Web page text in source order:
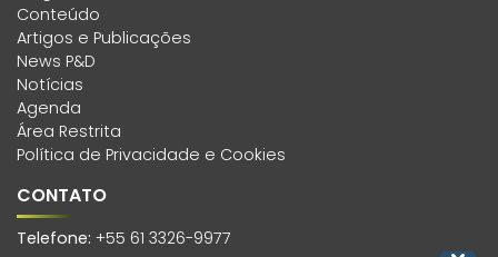
Conteúdo
Artigos e Publicações
News P&D
Notícias
Agenda
Área Restrita
Política de Privacidade e Cookies
CONTATO
Telefone: +55 61 3326-9977